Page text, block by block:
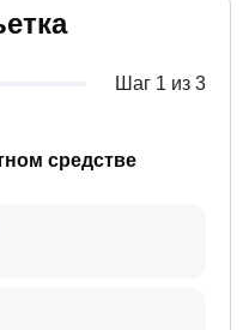
Шаг 1 из 3
средстве